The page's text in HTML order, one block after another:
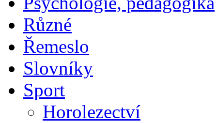
Různé
Řemeslo
Slovníky
Sport
Horolezectví